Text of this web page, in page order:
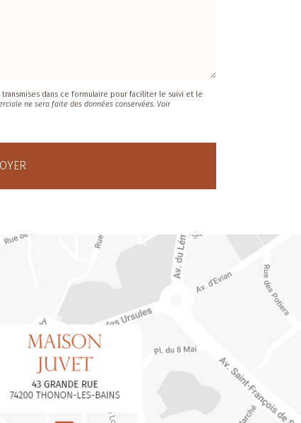
dans ce formulaire pour faciliter le suivi et le
ne sera faite des données conservées. Voir